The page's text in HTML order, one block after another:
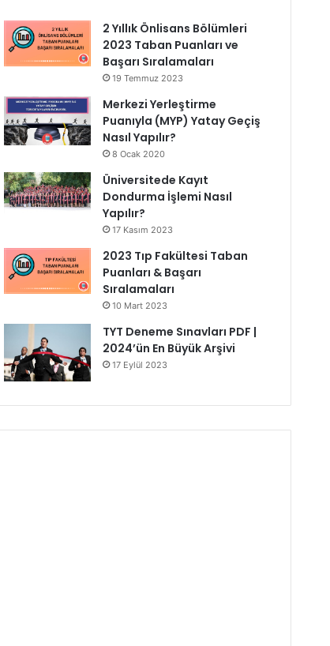
2 Yıllık Önlisans Bölümleri
2023 Taban Puanları ve
Başarı Sıralamaları
19 Temmuz 2023
Merkezi Yerleştirme
Puanıyla (MYP) Yatay Geçiş
Nasıl Yapılır?
8 Ocak 2020
Üniversitede Kayıt
Dondurma İşlemi Nasıl
Yapılır?
17 Kasım 2023
2023 Tıp Fakültesi Taban
Puanları & Başarı
Sıralamaları
10 Mart 2023
TYT Deneme Sınavları PDF |
2024’ün En Büyük Arşivi
17 Eylül 2023